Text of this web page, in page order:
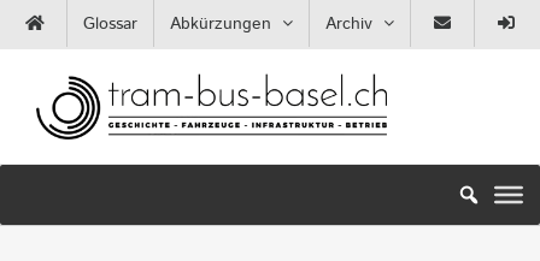
Zum
Inhalt
Glossar Abkürzungen Archiv